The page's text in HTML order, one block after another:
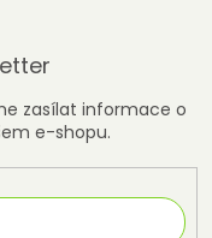
zasílat informace o
e-shopu.